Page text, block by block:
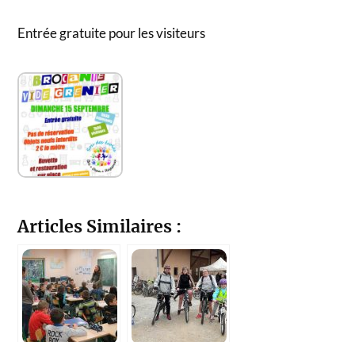
Entrée gratuite pour les visiteurs
Articles Similaires :